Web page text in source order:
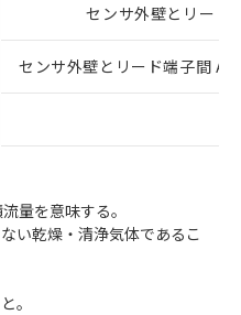
センサ外壁とリード
センサ外壁とリード端子間
量を意味する。
い乾燥・清浄気体であるこ
。